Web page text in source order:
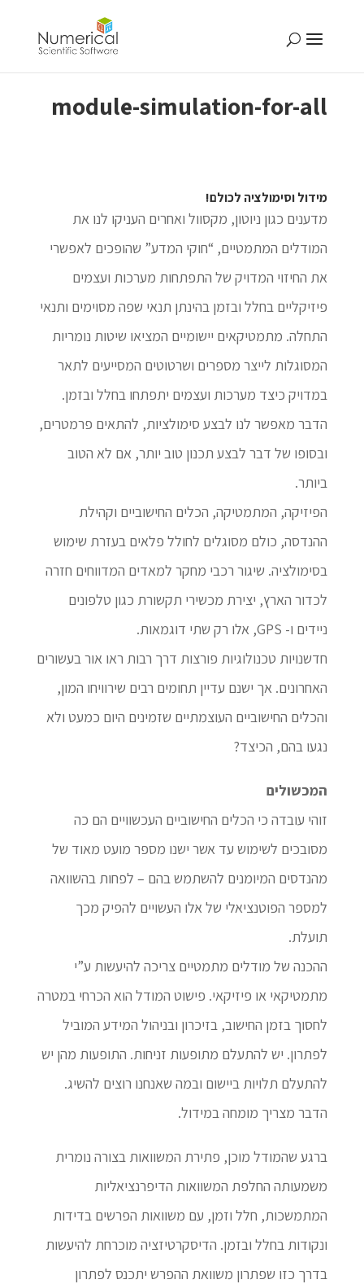
module-simulation-for-all
מידול וסימולציה לכולם!
מדענים כגון ניוטון, מקסוול ואחרים העניקו לנו את
המודלים המתמטיים, “חוקי המדע” שהופכים לאפשרי
את החיזוי המדויק של התפתחות מערכות ועצמים
פיזיקליים בחלל ובזמן בהינתן תנאי שפה מסוימים ותנאי
התחלה. מתמטיקאים יישומיים המציאו שיטות נומריות
המסוגלות לייצר מספרים ושרטוטים המסייעים לתאר
במדויק כיצד מערכות ועצמים יתפתחו בחלל ובזמן.
הדבר מאפשר לנו לבצע סימולציות, להתאים פרמטרים,
ובסופו של דבר לבצע תכנון טוב יותר, אם לא הטוב
ביותר.
הפיזיקה, המתמטיקה, הכלים החישוביים וקהילת
ההנדסה, כולם מסוגלים לחולל פלאים בעזרת שימוש
בסימולציה. שיגור רכבי מחקר למאדים המדווחים חזרה
לכדור הארץ, יצירת מכשירי תקשורת כגון טלפונים
ניידים ו- GPS, אלו רק שתי דוגמאות.
חדשנויות טכנולוגיות פורצות דרך רבות ראו אור בעשורים
האחרונים. אך ישנם עדיין תחומים רבים שירוויחו המון,
והכלים החישוביים העוצמתיים שזמינים היום כמעט ולא
נגעו בהם, הכיצד?
המכשולים
זוהי עובדה כי הכלים החישוביים העכשוויים הם כה
מסובכים לשימוש עד אשר ישנו מספר מועט מאוד של
מהנדסים המיומנים להשתמש בהם – לפחות בהשוואה
למספר הפוטנציאלי של אלו העשויים להפיק מכך
תועלת.
ההכנה של מודלים מתמטיים צריכה להיעשות ע”י
מתמטיקאי או פיזיקאי. פישוט המודל הוא הכרחי במטרה
לחסוך בזמן החישוב, בזיכרון ובניהול המידע המוביל
לפתרון. יש להתעלם מתופעות זניחות. התופעות מהן יש
להתעלם תלויות ביישום ובמה שאנחנו רוצים להשיג.
הדבר מצריך מומחה במידול.
ברגע שהמודל מוכן, פתירת המשוואות בצורה נומרית
משמעותה החלפת המשוואות הדיפרנציאליות
המתמשכות, חלל וזמן, עם משוואות הפרשים בדידות
ונקודות בחלל ובזמן. הדיסקרטיזציה מוכרחת להיעשות
בדרך כזו שפתרון משוואת ההפרש יתכנס לפתרון